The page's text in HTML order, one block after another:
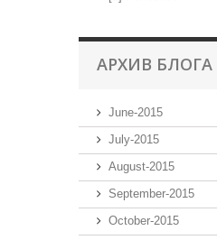
АРХИВ БЛОГА
June-2015
July-2015
August-2015
September-2015
October-2015